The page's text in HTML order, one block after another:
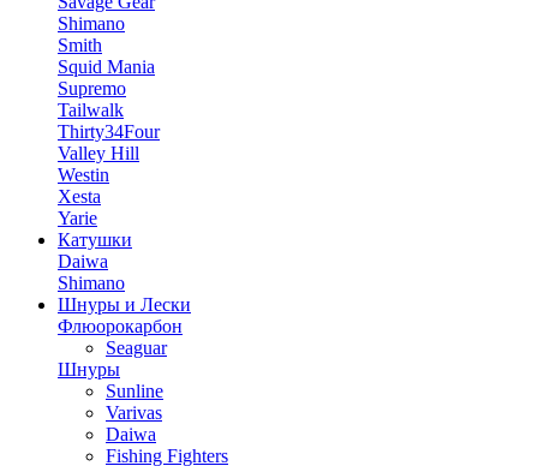
Shimano
Smith
Squid Mania
Supremo
Tailwalk
Thirty34Four
Valley Hill
Westin
Xesta
Yarie
Катушки
Daiwa
Shimano
Шнуры и Лески
Флюорокарбон
Seaguar
Шнуры
Sunline
Varivas
Daiwa
Fishing Fighters